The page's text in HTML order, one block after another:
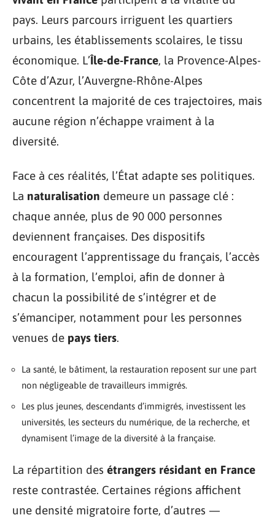
pays. Leurs parcours irriguent les quartiers
urbains, les établissements scolaires, le tissu
économique. L’Île-de-France, la Provence-Alpes-
Côte d’Azur, l’Auvergne-Rhône-Alpes
concentrent la majorité de ces trajectoires, mais
aucune région n’échappe vraiment à la
diversité.
Face à ces réalités, l’État adapte ses politiques.
La naturalisation demeure un passage clé :
chaque année, plus de 90 000 personnes
deviennent françaises. Des dispositifs
encouragent l’apprentissage du français, l’accès
à la formation, l’emploi, afin de donner à
chacun la possibilité de s’intégrer et de
s’émanciper, notamment pour les personnes
venues de pays tiers.
La santé, le bâtiment, la restauration reposent sur une part
non négligeable de travailleurs immigrés.
Les plus jeunes, descendants d’immigrés, investissent les
universités, les secteurs du numérique, de la recherche, et
dynamisent l’image de la diversité à la française.
La répartition des étrangers résidant en France
reste contrastée. Certaines régions affichent
une densité migratoire forte, d’autres —